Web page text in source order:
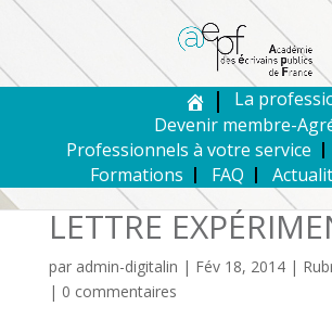
La
Devenir membre-
Professionnels à votre service
Formations
FAQ
LETTRE
par admin-digitalin | Fév 18, 2014|
| 0 commentaires